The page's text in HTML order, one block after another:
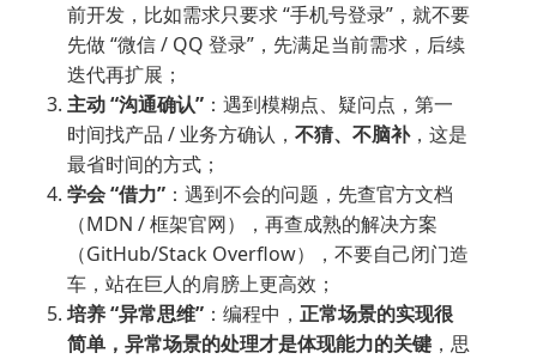
前开发，比如需求只要求 “手机号登录”，就不要
先做 “微信 / QQ 登录”，先满足当前需求，后续
迭代再扩展；
主动 “沟通确认” ：遇到模糊点、疑问点，第一
时间找产品 / 业务方确认， 不猜、不脑补，这是
最省时间的方式；
学会 “借力” ：遇到不会的问题，先查官方文档
（MDN / 框架官网），再查成熟的解决方案
（GitHub/Stack Overflow），不要自己闭门造
车，站在巨人的肩膀上更高效；
培养 “异常思维” ：编程中， 正常场景的实现很
简单，异常场景的处理才是体现能力的关键 ，思